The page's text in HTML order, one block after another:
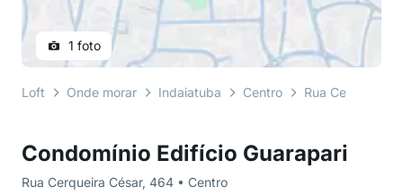
Condomínio Edifício Guarapari
Rua Cerqueira César, 464 • Centro
1 foto
Loft Onde morar Indaiatuba Centro Rua Cerqueira